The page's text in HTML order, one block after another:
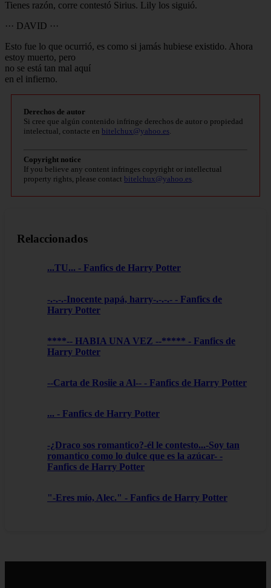
Tienes razón, corre contestó Sirius. Lily los siguió.
··· DAVID ···
Esto fue lo que ocurrió, es como si jamás hubiese existido. Ahora
estoy muerto, pero
no se está tan mal aquí
en el infierno.
Derechos de autor
Si cree que algún contenido infringe derechos de autor o propiedad
intelectual, contacte en bitelchux@yahoo.es
Copyright notice
If you believe any content infringes copyright or intellectual
property rights, please contact bitelchux@yahoo.es
Relaccionados
...TU... - Fanfics de Harry Potter
-.-.-.-Inocente papá, harry-.-.-.- - Fanfics de
Harry Potter
****-- HABIA UNA VEZ --***** - Fanfics de
Harry Potter
--Carta de Rosiie a Al-- - Fanfics de Harry Potter
... - Fanfics de Harry Potter
-¿Draco sos romantico?-él le contesto...-Soy tan
romantico como lo dulce que es la azúcar- -
Fanfics de Harry Potter
"-Eres mío, Alec." - Fanfics de Harry Potter